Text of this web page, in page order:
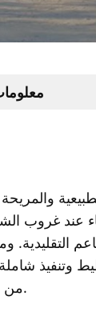
عند غروب
وتنفيذ
من أجل وضع أساس متين للتشغيل الناجح.